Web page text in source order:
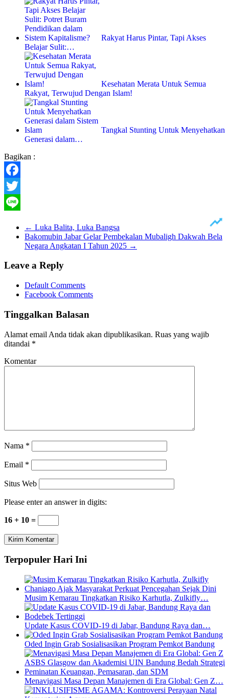
Rakyat Harus Pintar, Tapi Akses
Belajar Sulit:…
Kesehatan Merata Untuk Semua
Rakyat, Terwujud Dengan Islam!
Tangkal Stunting Untuk Menyehatkan
Generasi dalam…
Bagikan :
Facebook
Twitter
← Luka Balita, Luka Bangsa
Bakomubin Jabar Gelar Pembekalan Mubaligh Dakwah Bela
Negara Angkatan I Tahun 2025 →
Leave a Reply
Default Comments
Facebook Comments
Tinggalkan Balasan
Alamat email Anda tidak akan dipublikasikan. Ruas yang wajib
ditandai *
Komentar
Nama *
Email *
Situs Web
Please enter an answer in digits:
16 + 10 =
Terpopuler Hari Ini
Musim Kemarau Tingkatkan Risiko Karhutla, Zulkifly…
Update Kasus COVID-19 di Jabar, Bandung Raya dan…
Oded Ingin Grab Sosialisasikan Program Pemkot Bandung
Menavigasi Masa Depan Manajemen di Era Global: Gen Z…